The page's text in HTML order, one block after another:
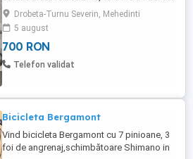
NU TRIMIT PRIN CURIER
Drobeta-Turnu Severin, Mehedinti
5 august
700 RON
Telefon validat
Bicicleta Bergamont
Vind bicicleta Bergamont cu 7 pinioane, 3
foi de angrenaj,schimbătoare Shimano in